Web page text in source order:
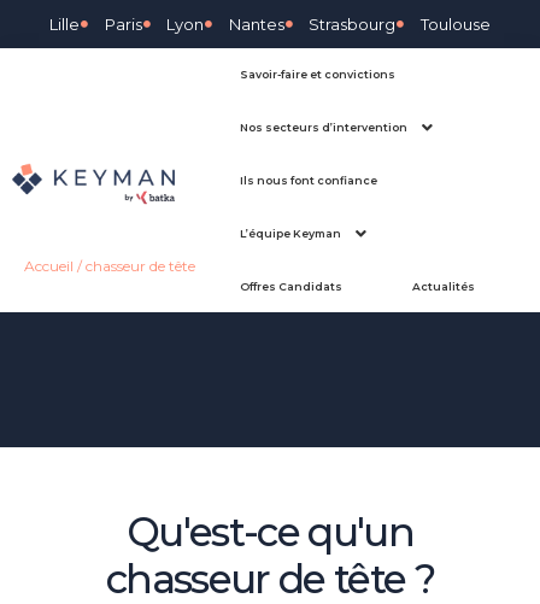
Lille Paris Lyon Nantes Strasbourg Toulouse
Savoir-faire et convictions
Nos secteurs d’intervention
Ils nous font confiance
L’équipe Keyman
Offres Candidats Actualités
Accueil / chasseur de tête
Qu'est-ce qu'un
chasseur de tête ?